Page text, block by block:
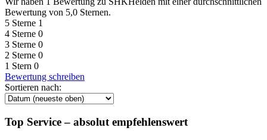
Bewertung von 5,0 Sternen.
5 Sterne 1
4 Sterne 0
3 Sterne 0
2 Sterne 0
1 Stern 0
Bewertung schreiben
Sortieren nach:
Top Service – absolut empfehlenswert